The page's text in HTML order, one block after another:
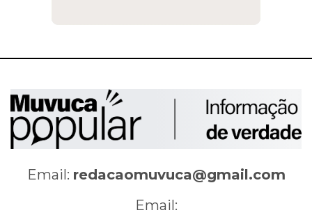
Email: redacaomuvuca@gmail.com
Email: